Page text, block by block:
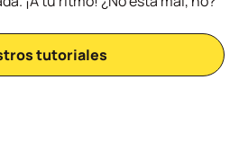
tutoriales